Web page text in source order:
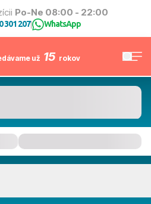
Po-Ne 08:00 - 22:00
301 207| WhatsApp
už 15 rokov